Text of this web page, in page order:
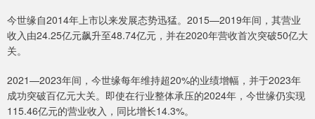
今世缘自2014年上市以来发展态势迅猛。2015—2019年间，其营业
收入由24.25亿元飙升至48.74亿元，并在2020年营收首次突破50亿大
关。
2021—2023年间，今世缘每年维持超20%的业绩增幅，并于2023年
成功突破百亿元大关。即使在行业整体承压的2024年，今世缘仍实现
115.46亿元的营业收入，同比增长14.3%。